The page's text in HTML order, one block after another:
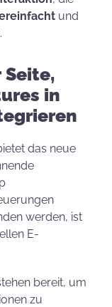
und
.
Seite,
in
das neue
werden, ist
E-
bereit, um
zu